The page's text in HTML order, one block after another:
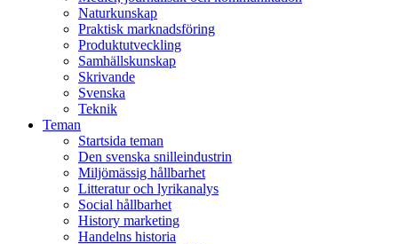
Naturkunskap
Praktisk marknadsföring
Produktutveckling
Samhällskunskap
Skrivande
Svenska
Teknik
Teman
Startsida teman
Den svenska snilleindustrin
Miljömässig hållbarhet
Litteratur och lyrikanalys
Social hållbarhet
History marketing
Handelns historia